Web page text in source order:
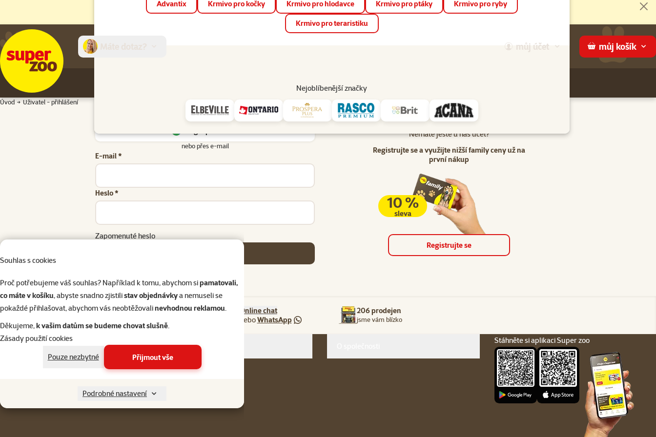
📱 Stáhněte si novou aplikaci Super zoo.Více informací
Souhlas s cookies
Proč potřebujeme váš souhlas? Například k tomu, abychom sipamatovali,
co máte v košíku, abyste snadno zjistilistav objednávkya nemuseli se
pokaždé přihlašovat, abychom vás neobtěžovalinevhodnou reklamou.
Děkujeme,k vašim datům se budeme chovat slušně.
Zásady použití cookies
Pouze nezbytné
Přijmout vše
Podrobné nastavení
můj účet můj košík
Advantix Krmivo pro kočky Krmivo pro hlodavce Krmivo pro ptáky Krmivo pro ryby
Krmivo pro teraristiku
Nejoblíbenější značky
Prodejny Služby
Úvod Uživatel - přihlášení
Uživatel - přihlášení
nebo přes e-mail
E-mail *
Heslo *
Zapomenuté heslo
Nemáte ještě u nás účet?
Registrujte se a využijte nižší family ceny už na
první nákup
10 %
sleva
Registrujte se
Napište nám 321 000 180
Online chat
neboWhatsApp
206 prodejen
jsme vám blízko
Menu v patičce
Pro zákazníky
Stáhněte si aplikaci Super zoo